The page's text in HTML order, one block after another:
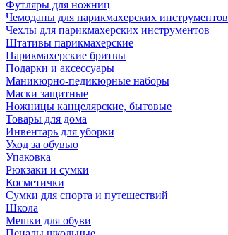
Футляры для ножниц
Чемоданы для парикмахерских инструментов
Чехлы для парикмахерских инструментов
Штативы парикмахерские
Парикмахерские бритвы
Подарки и аксессуары
Маникюрно-педикюрные наборы
Маски защитные
Ножницы канцелярские, бытовые
Товары для дома
Инвентарь для уборки
Уход за обувью
Упаковка
Рюкзаки и сумки
Косметички
Сумки для спорта и путешествий
Школа
Мешки для обуви